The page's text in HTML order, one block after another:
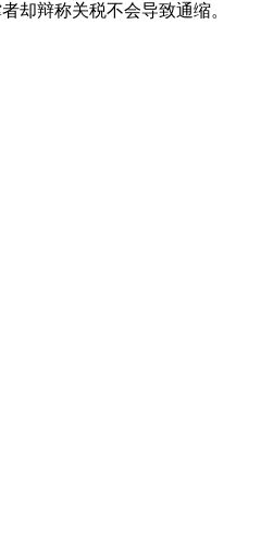
却辩称关税不会导致通缩。